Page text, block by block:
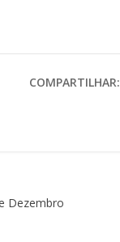
COMPARTILHAR:
Dezembro